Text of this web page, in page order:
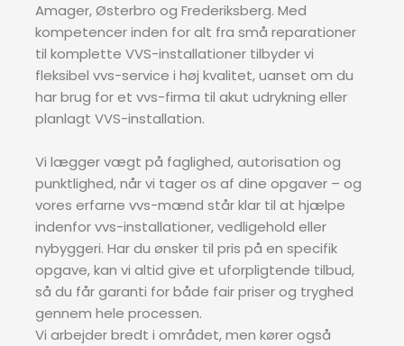
Amager, Østerbro og Frederiksberg. Med
kompetencer inden for alt fra små reparationer
til komplette VVS-installationer tilbyder vi
fleksibel vvs-service i høj kvalitet, uanset om du
har brug for et vvs-firma til akut udrykning eller
planlagt VVS-installation.
Vi lægger vægt på faglighed, autorisation og
punktlighed, når vi tager os af dine opgaver – og
vores erfarne vvs-mænd står klar til at hjælpe
indenfor vvs-installationer, vedligehold eller
nybyggeri. Har du ønsker til pris på en specifik
opgave, kan vi altid give et uforpligtende tilbud,
så du får garanti for både fair priser og tryghed
gennem hele processen.
Vi arbejder bredt i området, men kører også